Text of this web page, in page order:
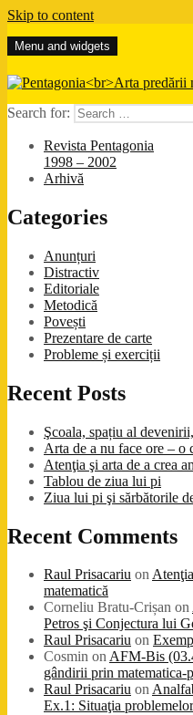
Skip to content
Pentagonia
Arta predării matematicii
Menu and widgets
Search for:
Revista Pentagonia
1998 – 2002
Arhivă
Categories
Anunțuri
Distractiv
Editoriale
Metodică
Povești
Prezentare de carte
Probleme și exerciții
Recent Posts
Şcoala, spațiu al
Arta de a nu face ore – o
Atenţia şi arta de a crea
Tablou de ziua lui pi
Ziua lui pi şi sărbătorile
Recent Comments
Raul Prisacariu on
matematică
Corneliu Bratu-Crișan on
Petros şi Conjectura lui
Raul Prisacariu on
Cosmin onAFM-Bis
gândirii prin matematica-
Raul Prisacariu on
Ex.1: Situaţia